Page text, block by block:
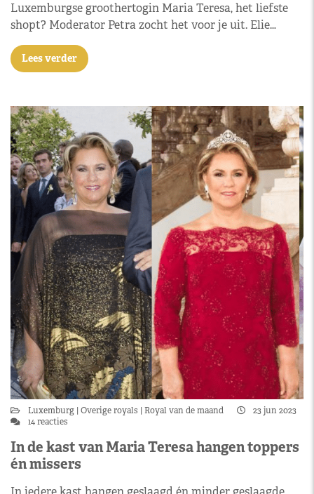
Luxemburgse groothertogin Maria Teresa, het liefste
shopt? Moderator Petra zocht het voor je uit. Elie…
Lees verder
Luxemburg Overige royals Royal van de maand
23 jun 2023
14 reacties
In de kast van Maria Teresa hangen toppers
én missers